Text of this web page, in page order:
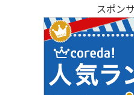
スポン